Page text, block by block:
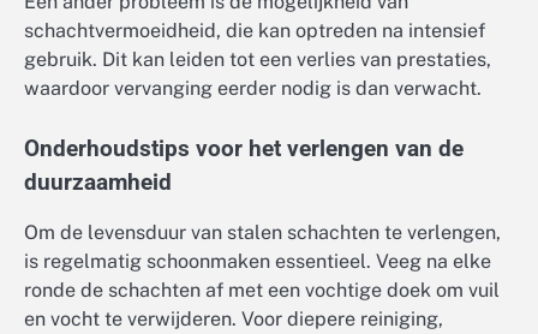
schachtvermoeidheid, die kan optreden na intensief
gebruik. Dit kan leiden tot een verlies van prestaties,
waardoor vervanging eerder nodig is dan verwacht.
Onderhoudstips voor het verlengen van de
duurzaamheid
Om de levensduur van stalen schachten te verlengen,
is regelmatig schoonmaken essentieel. Veeg na elke
ronde de schachten af met een vochtige doek om vuil
en vocht te verwijderen. Voor diepere reiniging,